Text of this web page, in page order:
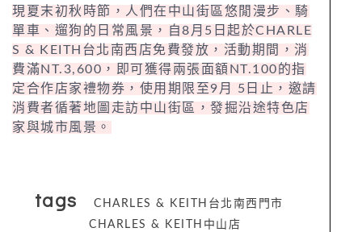
現夏末初秋時節，人們在中山街區悠閒漫步、騎
單車、遛狗的日常風景，自8月5日起於CHARLE
S & KEITH台北南西店免費發放，活動期間，消
費滿NT.3,600，即可獲得兩張面額NT.100的指
定合作店家禮物券，使用期限至9月 5日止，邀請
消費者循著地圖走訪中山街區，發掘沿途特色店
家與城市風景。
tags
CHARLES & KEITH台北南西門市
CHARLES & KEITH中山店